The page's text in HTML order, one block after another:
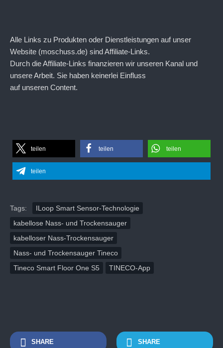
Alle Links zu Produkten oder Dienstleistungen auf unser
Website (moschuss.de) sind Affiliate-Links.
Durch die Affiliate-Links finanzieren wir unseren Kanal und
unsere Arbeit. Sie haben keinerlei Einfluss
auf unseren Content.
teilen teilen teilen
teilen
Tags:
ILoop Smart Sensor-Technologie
kabellose Nass- und Trockensauger
kabelloser Nass-Trockensauger
Nass- und Trockensauger Tineco
Tineco Smart Floor One S5
TINECO-App
SHARE SHARE